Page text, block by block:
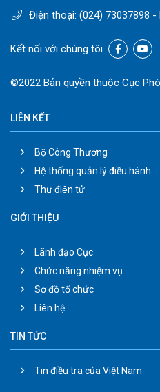
Điện thoại: (024) 73037898 -
Kết nối với chúng tôi
©2022 Bản quyền thuộc Cục
LIÊN KẾT
Bộ Công Thương
Hệ thống quản lý điều hành
Thư điện tử
GIỚI THIỆU
Lãnh đạo Cục
Chức năng nhiệm vụ
Sơ đồ tổ chức
Liên hệ
TIN TỨC
Tin điều tra của Việt Nam